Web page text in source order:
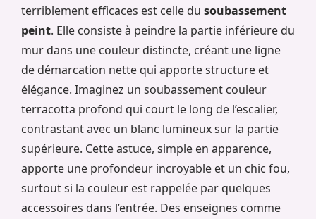
terriblement efficaces est celle du soubassement
peint. Elle consiste à peindre la partie inférieure du
mur dans une couleur distincte, créant une ligne
de démarcation nette qui apporte structure et
élégance. Imaginez un soubassement couleur
terracotta profond qui court le long de l’escalier,
contrastant avec un blanc lumineux sur la partie
supérieure. Cette astuce, simple en apparence,
apporte une profondeur incroyable et un chic fou,
surtout si la couleur est rappelée par quelques
accessoires dans l’entrée. Des enseignes comme